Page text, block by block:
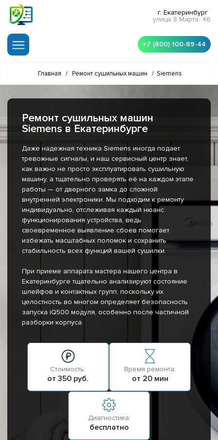
г. Екатеринбург
улица 8 Марта, 46
+7 (800) 100-89-44
Главная / Ремонт сушильных машин / Siemens
Ремонт сушильных машин
Siemens в Екатеринбурге
Даже надежная техника Siemens иногда подает
тревожные сигналы, и наш сервисный центр знает,
как важно не просто эксплуатировать сушильную
машину, а тщательно проверять её на каждом этапе
работы — от дверного замка до сложной
внутренней электроники. Мы подходим к ремонту
индивидуально, отслеживая каждый нюанс
функционирования устройства, ведь
своевременное выявление сбоев помогает
избежать масштабных поломок и сохранить
стабильность всех функций вашей сушилки.
При приеме аппарата мастера нашего центра в
Екатеринбурге тщательно анализируют состояние
шлейфов и контактных групп, поскольку их
целостность во многом определяет безопасность
запуска iQ500 модуля, особенно после частичной
разборки корпуса.
Стоимость:
от 350 руб.
Время ремонта:
от 20 мин
Диагностика:
бесплатно